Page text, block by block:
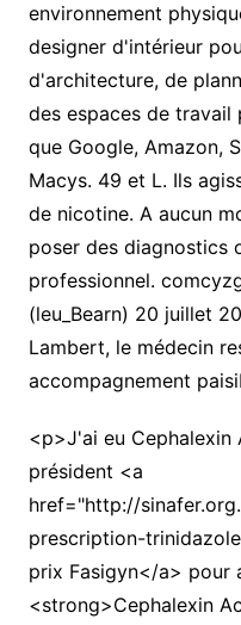
environnement
designer d'intérieur
d'architecture, de
des espaces de travail
que Google, Amazon,
Macys. 49 et L. Ils
de nicotine. A aucun
poser des diagnostics
professionnel.
(leu_Bearn) 20 juillet
Lambert, le médecin
accompagnement
<p>J'ai eu Cephalexin
président <a
href="http://
prescription-
prix Fasigyn</a> pour
<strong>Cephalexin